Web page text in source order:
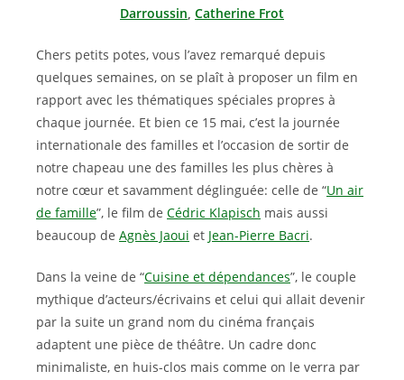
Darroussin, Catherine Frot
Chers petits potes, vous l’avez remarqué depuis
quelques semaines, on se plaît à proposer un film en
rapport avec les thématiques spéciales propres à
chaque journée. Et bien ce 15 mai, c’est la journée
internationale des familles et l’occasion de sortir de
notre chapeau une des familles les plus chères à
notre cœur et savamment déglinguée: celle de “Un air
de famille”, le film de Cédric Klapisch mais aussi
beaucoup de Agnès Jaoui et Jean-Pierre Bacri.
Dans la veine de “Cuisine et dépendances”, le couple
mythique d’acteurs/écrivains et celui qui allait devenir
par la suite un grand nom du cinéma français
adaptent une pièce de théâtre. Un cadre donc
minimaliste, en huis-clos mais comme on le verra par